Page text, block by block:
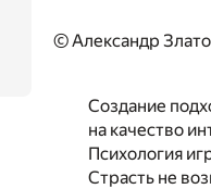
© Александр
Создание
на качество
Психология
Страсть не